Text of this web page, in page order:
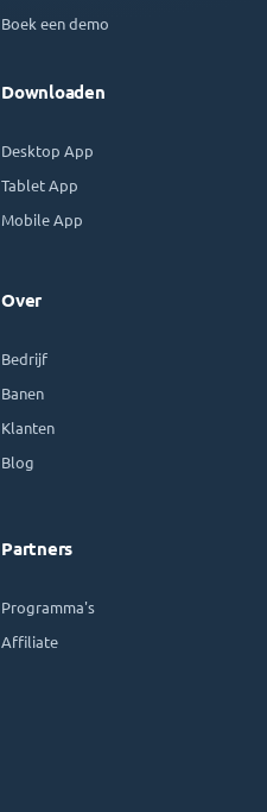
Boek een demo
Downloaden
Desktop App
Tablet App
Mobile App
Over
Bedrijf
Banen
Klanten
Blog
Partners
Programma's
Affiliate